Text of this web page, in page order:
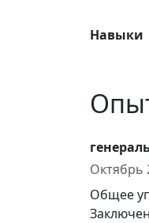
Навыки
Октябрь
Общее